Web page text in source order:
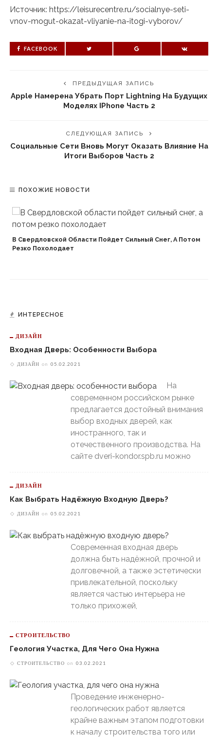
Источник: https://leisurecentre.ru/socialnye-seti-
vnov-mogut-okazat-vliyanie-na-itogi-vyborov/
FACEBOOK
ПРЕДЫДУЩАЯ ЗАПИСЬ
Apple Намерена Убрать Порт Lightning На Будущих
Моделях IPhone Часть 2
СЛЕДУЮЩАЯ ЗАПИСЬ
Социальные Сети Вновь Могут Оказать Влияние На
Итоги Выборов Часть 2
ПОХОЖИЕ НОВОСТИ
В Свердловской Области Пойдет Сильный Снег, А Потом
Резко Похолодает
ИНТЕРЕСНОЕ
ДИЗАЙН
Входная Дверь: Особенности Выбора
ДИЗАЙН on 05.02.2021
На
современном российском рынке
предлагается достойный внимания
выбор входных дверей, как
иностранного, так и
отечественного производства. На
сайте dveri-kondor.spb.ru можно
ДИЗАЙН
Как Выбрать Надёжную Входную Дверь?
ДИЗАЙН on 05.02.2021
Современная входная дверь
должна быть надёжной, прочной и
долговечной, а также эстетически
привлекательной, поскольку
является частью интерьера не
только прихожей,
СТРОИТЕЛЬСТВО
Геология Участка, Для Чего Она Нужна
СТРОИТЕЛЬСТВО on 03.02.2021
Проведение инженерно-
геологических работ является
крайне важным этапом подготовки
к началу строительства того или